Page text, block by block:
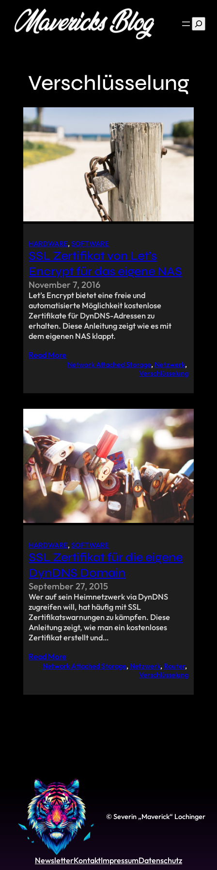
Verschlüsselung
HARDWARE, SOFTWARE
SSL Zertifikat von Let’s
Encrypt für das eigene NAS
November 7, 2016
Let’s Encrypt bietet eine freie und
automatisierte Möglichkeit kostenlose
Zertifikate für DynDNS-Adressen zu
erhalten. Diese Anleitung zeigt wie es mit
dem eigenen NAS klappt.
Read More
Network Attached Storage, Netzwerk ,
Verschlüsselung
HARDWARE, SOFTWARE
SSL Zertifikat für die eigene
DynDNS Domain
September 27, 2015
Wer auf sein Heimnetzwerk via DynDNS
zugreifen will, hat häufig mit SSL
Zertifikatswarnungen zu kämpfen. Diese
Anleitung zeigt, wie man ein kostenloses
Zertifikat erstellt und…
Read More
Network Attached Storage, Netzwerk, Router
Verschlüsselung
© Severin „Maverick“ Lochinger
NewsletterKontaktImpressumDatenschutz